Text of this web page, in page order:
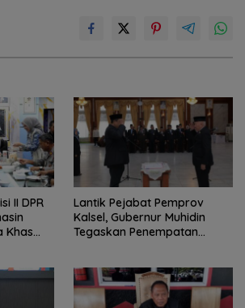
II DPR
Khas
Lantik Pejabat Pemprov
Kalsel, Gubernur Muhidin
Tegaskan Penempatan